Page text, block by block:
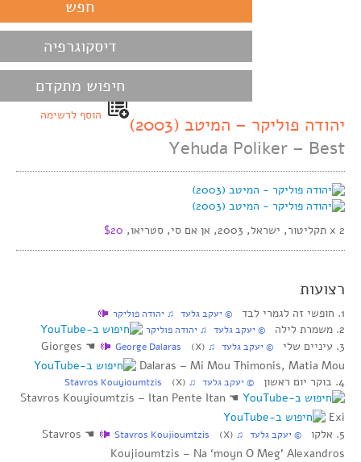
דיסקוגרפיה
חיפוש מתקדם
הוסף לרשימה
יהודה פוליקר – המיטב (2003)
Yehuda Poliker – Best
2 x תקליטור, ישראל, 2003, אן אם סי, סטריאו, $20
רצועות
1. חופשי זה לגמרי לבד ‏ © יעקב גלעד‏ ♫ יהודה פוליקר
2. משמרת לילה ‏ © יעקב גלעד‏ ♫ יהודה פוליקר
3. עיניים שלי ‏ © יעקב גלעד‏ ♫ George Dalaras (X)
☚
Giorges
Dalaras – Mi Mou Thimonis, Matia Mou
4. בוקר יום ראשון
‏ © יעקב גלעד‏ ♫ Stavros Kouyioumtzis (X)
☚
Stavros Kouyioumtzis – Itan Pente Itan
Exi
5. אלקו
‏ © יעקב גלעד‏ ♫ Stavros Koujioumtzis (X)
☚
Stavros
Koujioumtzis – Na ‘moyn O Meg’ Alexandros